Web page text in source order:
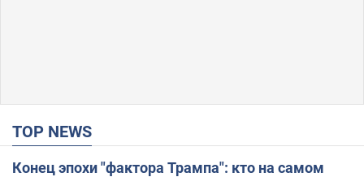
TOP NEWS
Конец эпохи "фактора Трампа": кто на самом